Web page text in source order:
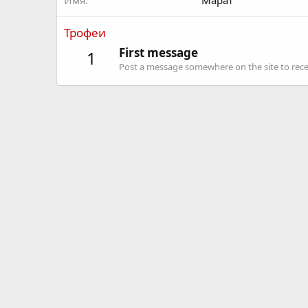
Трофеи
1 First message
Post a message somewhere on the site to